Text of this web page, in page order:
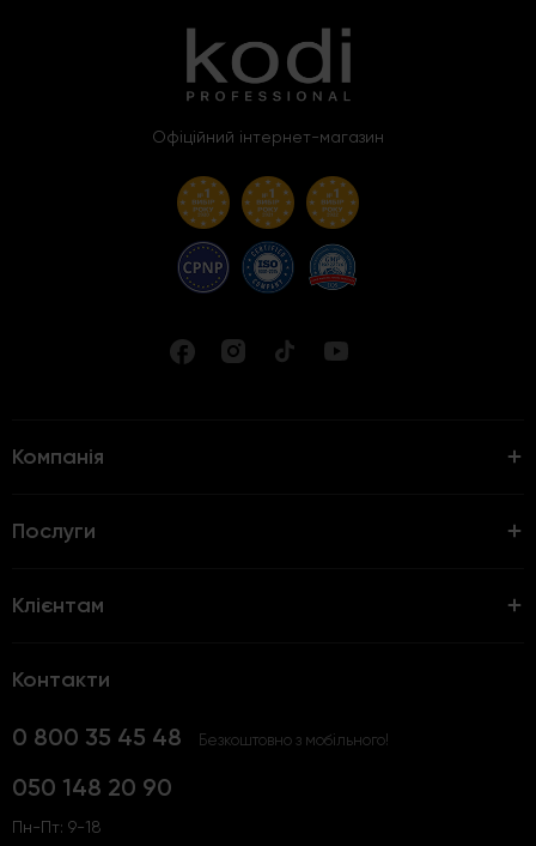
Офіційний інтернет-магазин
Компанія
Послуги
Клієнтам
Контакти
0 800 35 45 48 Безкоштовно з мобільного!
050 148 20 90
Пн-Пт: 9-18